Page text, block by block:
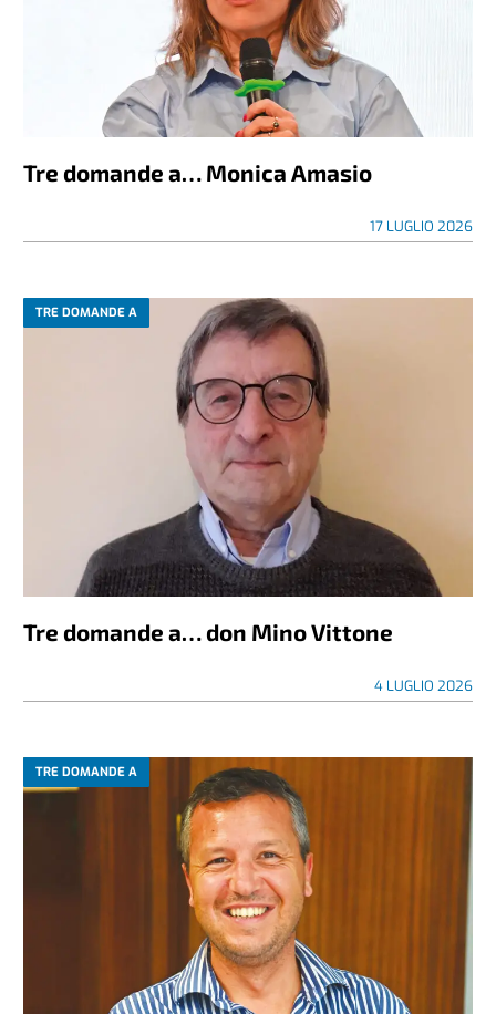
Tre domande a… Monica Amasio
17 LUGLIO 2026
TRE DOMANDE A
Tre domande a… don Mino Vittone
4 LUGLIO 2026
TRE DOMANDE A